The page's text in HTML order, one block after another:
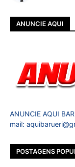
ANUNCIE AQUI
ANUNCIE AQUI
mail:
POSTAGENS